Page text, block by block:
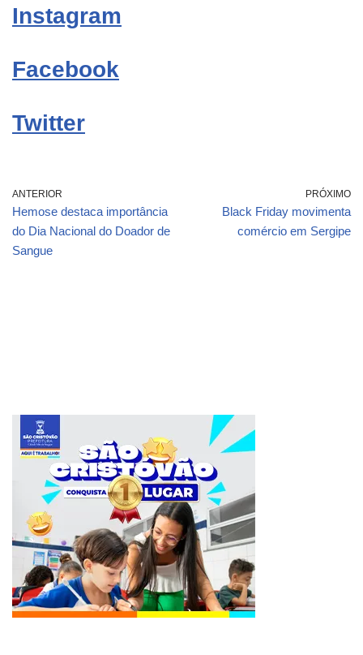
Instagram
Facebook
Twitter
ANTERIOR
Hemose destaca importância
do Dia Nacional do Doador de
Sangue
PRÓXIMO
Black Friday movimenta
comércio em Sergipe